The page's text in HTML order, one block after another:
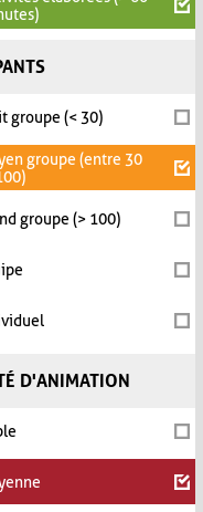
groupe (< 30)
groupe (entre 30
groupe (> 100)
D'ANIMATION